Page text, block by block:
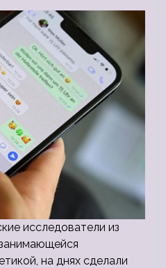
исследователи из
на днях сделали